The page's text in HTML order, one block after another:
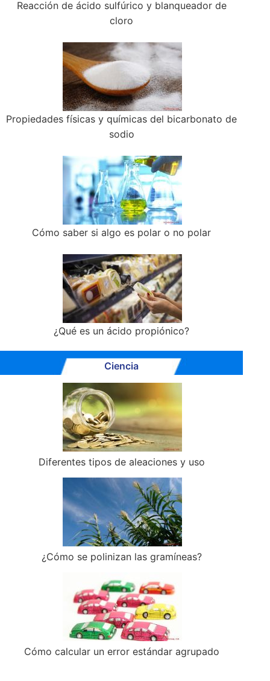
Reacción de ácido sulfúrico y blanqueador de
cloro
Propiedades físicas y químicas del bicarbonato de
sodio
Cómo saber si algo es polar o no polar
¿Qué es un ácido propiónico?
Ciencia
Diferentes tipos de aleaciones y uso
¿Cómo se polinizan las gramíneas?
Cómo calcular un error estándar agrupado